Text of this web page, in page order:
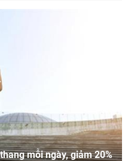
mỗi ngày, giảm 20%